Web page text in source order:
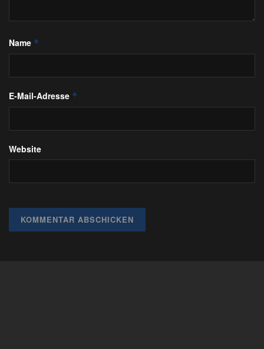
Name *
E-Mail-Adresse *
Website